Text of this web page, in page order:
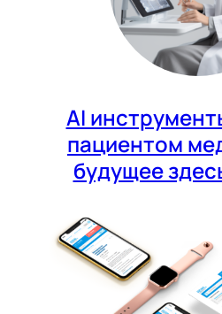
AI
пациентом
будущее